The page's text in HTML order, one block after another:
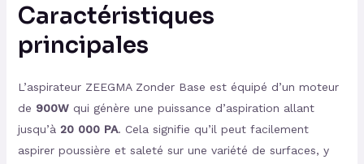
Caractéristiques
principales
L’aspirateur ZEEGMA Zonder Base est équipé d’un moteur
de 900Wqui génère une puissance d’aspiration allant
jusqu’à 20 000 PA. Cela signifie qu’il peut facilement
aspirer poussière et saleté sur une variété de surfaces, y